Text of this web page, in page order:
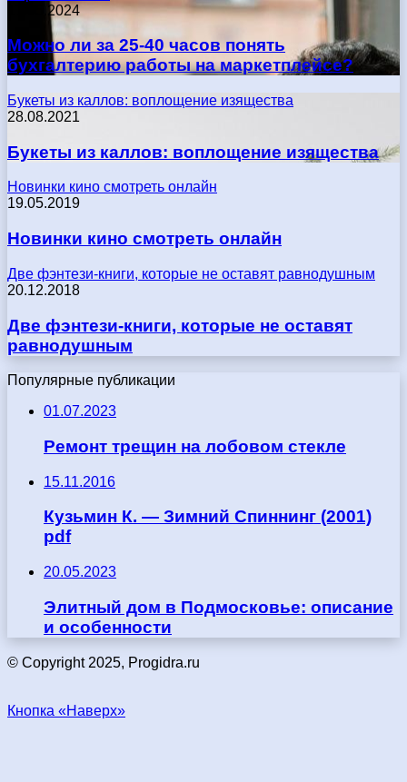
17.05.2024
Можно ли за 25-40 часов понять
бухгалтерию работы на маркетплейсе?
Букеты из каллов: воплощение изящества
28.08.2021
Букеты из каллов: воплощение изящества
Новинки кино смотреть онлайн
19.05.2019
Новинки кино смотреть онлайн
Две фэнтези-книги, которые не оставят равнодушным
20.12.2018
Две фэнтези-книги, которые не оставят
равнодушным
Популярные публикации
01.07.2023
Ремонт трещин на лобовом стекле
15.11.2016
Кузьмин К. — Зимний Спиннинг (2001)
pdf
20.05.2023
Элитный дом в Подмосковье: описание
и особенности
© Copyright 2025, Progidra.ru
Кнопка «Наверх»